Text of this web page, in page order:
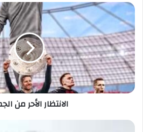
الانتظار الأحر من